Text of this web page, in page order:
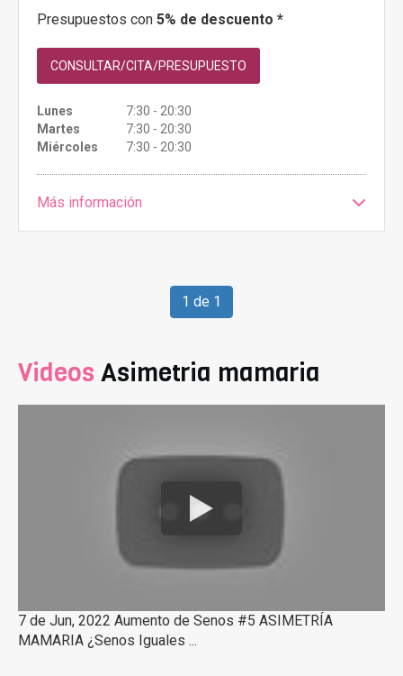
Presupuestos con 5% de descuento *
CONSULTAR/CITA/PRESUPUESTO
Lunes
7:30 - 20:30
Martes
7:30 - 20:30
Miércoles
7:30 - 20:30
Más información
1 de 1
Videos Asimetria mamaria
7 de Jun, 2022 Aumento de Senos #5 ASIMETRÍA
MAMARIA ¿Senos Iguales ...